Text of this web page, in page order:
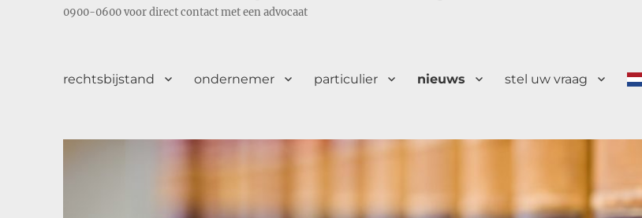
0900-0600 voor direct contact met een advocaat
rechtsbijstand ondernemer particulier nieuws stel uw vraag